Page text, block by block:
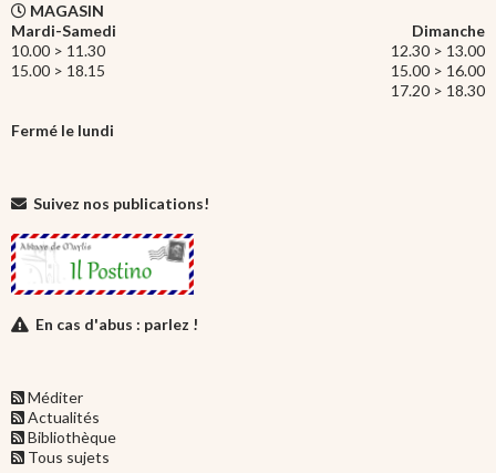
MAGASIN
Mardi-Samedi
Dimanche
10.00 > 11.30
12.30 > 13.00
15.00 > 18.15
15.00 > 16.00
17.20 > 18.30
Fermé le lundi
Suivez nos publications!
En cas d'abus : parlez !
Méditer
Actualités
Bibliothèque
Tous sujets